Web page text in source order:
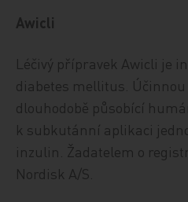
Awicli
Léčivý přípravek Awicli je
diabetes mellitus.
dlouhodobě působící
k subkutánní aplikaci
inzulin. Žadatelem o
Nordisk A/S.